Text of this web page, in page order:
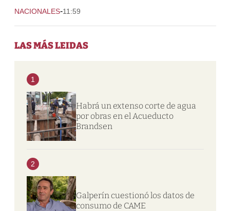
NACIONALES-11:59
LAS MÁS LEIDAS
1
Habrá un extenso corte de agua
por obras en el Acueducto
Brandsen
2
Galperín cuestionó los datos de
consumo de CAME